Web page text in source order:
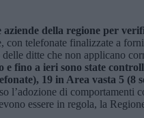
della regione per
telefonate finalizzate a
ditte che non applicano
fino a ieri sono state
19 in Area vasta 5 (8
l’adozione di comportamenti
essere in regola, la